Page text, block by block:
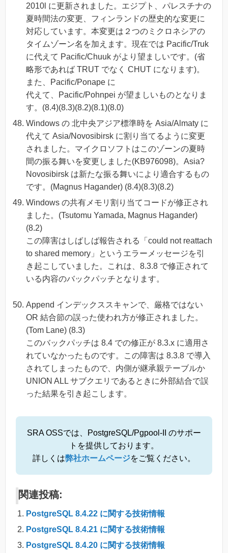
2010l に更新されました。エジプト、パレスチナの
夏時間法の変更、フィンランドの歴史的な変更に
対応しています。本変更は２つのミクロネシアの
タイムゾーン名を加えます。現在では Pacific/Truk
に代えて Pacific/Chuuk がより望ましいです。(省
略形であれば TRUT でなく CHUT になります)。
また、Pacific/Ponape に
代えて、Pacific/Pohnpei が望ましいものとなりま
す。(8.4)(8.3)(8.2)(8.1)(8.0)
Windows の 北中央アジア標準時を Asia/Almaty に
代えて Asia/Novosibirsk に割り当てるように変更
されました。マイクロソフトはこのゾーンの夏時
間の振る舞いを変更しました(KB976098)。Asia?
Novosibirsk は新たな振る舞いにより適合するもの
です。(Magnus Hagander) (8.4)(8.3)(8.2)
Windows の共有メモリ割り当てコードが修正され
ました。(Tsutomu Yamada, Magnus Hagander)
(8.2)
この障害はしばしば報告される「could not reattach
to shared memory」というエラーメッセージを引
き起こしていました。これは、8.3.8 で修正されて
いる内容のバックパッチとなります。
Append インデックススキャンで、厳格ではない
OR 結合節の誤った使われ方が修正されました。
(Tom Lane) (8.3)
このバックパッチは 8.4 での修正が 8.3.x に適用さ
れていなかったものです。この障害は 8.3.8 で導入
されてしまったもので、内側が継承親テーブルか
UNION ALL サブクエリであるときに外部結合で誤
った結果を引き起こします。
SRA OSSでは、PostgreSQL/Pgpool-II のサポー
トを提供しております。
詳しくは弊社ホームページをご覧ください。
関連投稿:
PostgreSQL 8.4.22 に関する技術情報
PostgreSQL 8.4.21 に関する技術情報
PostgreSQL 8.4.20 に関する技術情報